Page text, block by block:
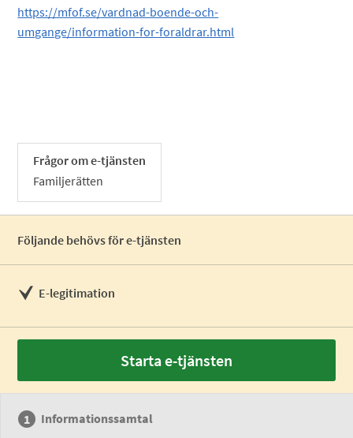
https://mfof.se/vardnad-boende-och-
umgange/information-for-foraldrar.html
Frågor om e-tjänsten
Familjerätten
Följande behövs för e-tjänsten
E-legitimation
Starta e-tjänsten
Informationssamtal